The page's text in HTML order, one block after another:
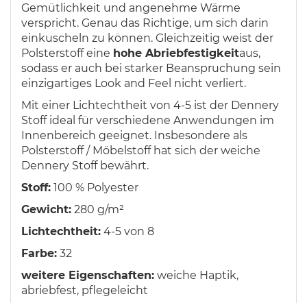
Gemütlichkeit und angenehme Wärme
verspricht. Genau das Richtige, um sich darin
einkuscheln zu können. Gleichzeitig weist der
Polsterstoff eine hohe Abriebfestigkeitaus,
sodass er auch bei starker Beanspruchung sein
einzigartiges Look and Feel nicht verliert.
Mit einer Lichtechtheit von 4-5 ist der Dennery
Stoff ideal für verschiedene Anwendungen im
Innenbereich geeignet. Insbesondere als
Polsterstoff / Möbelstoff hat sich der weiche
Dennery Stoff bewährt.
Stoff: 100 % Polyester
Gewicht: 280 g/m²
Lichtechtheit: 4-5 von 8
Farbe: 32
weitere Eigenschaften: weiche Haptik,
abriebfest, pflegeleicht